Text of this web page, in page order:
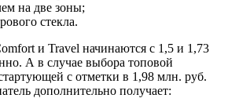
на две зоны;
стекла.
и Travel начинаются с 1,5 и 1,73
А в случае выбора топовой
с отметки в 1,98 млн. руб.
дополнительно получает: